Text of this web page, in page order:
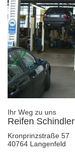
Ihr Weg zu uns
Reifen
Kronprinzstraße 57
40764 Langenfeld